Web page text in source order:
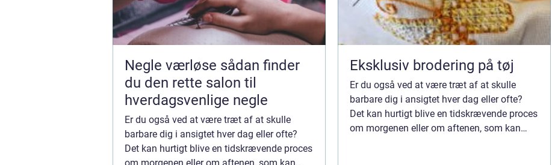
Negle værløse sådan finder
du den rette salon til
hverdagsvenlige negle
Er du også ved at være træt af at skulle
barbare dig i ansigtet hver dag eller ofte?
Det kan hurtigt blive en tidskrævende proces
Eksklusiv brodering på tøj
Er du også ved at være træt af at skulle
barbare dig i ansigtet hver dag eller ofte?
Det kan hurtigt blive en tidskrævende proces
om morgenen eller om aftenen, som kan